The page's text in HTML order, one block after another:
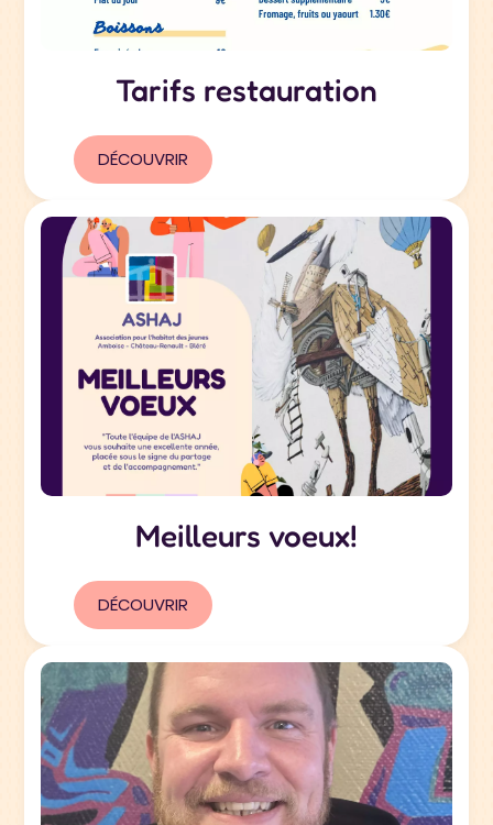
Tarifs restauration
DÉCOUVRIR
Meilleurs voeux!
DÉCOUVRIR